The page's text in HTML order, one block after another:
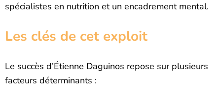
spécialistes en nutrition et un encadrement mental.
Les clés de cet exploit
Le succès d’Étienne Daguinos repose sur plusieurs
facteurs déterminants :